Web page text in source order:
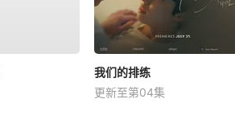
我们的排练
更新至第04集